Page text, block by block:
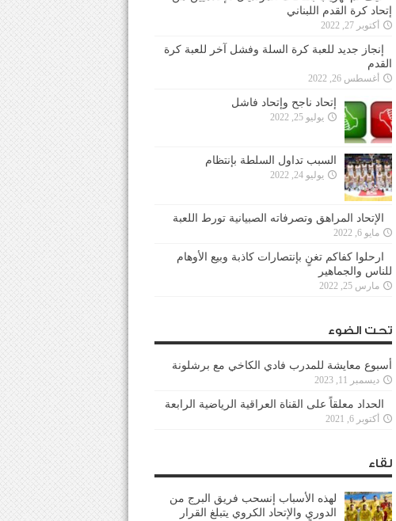
إتحاد كرة القدم اللبناني
أكتوبر 27, 2022
إنجاز جديد للعبة كرة السلة وفشل آخر للعبة كرة
القدم
أغسطس 26, 2022
إتحاد ناجح وإتحاد فاشل
يوليو 25, 2022
السبب تداول السلطة بإنتظام
يوليو 24, 2022
الإتحاد المراهق وتصرفاته الصبيانية تورط اللعبة
مايو 6, 2022
ارحلوا كفاكم تغنٍ بإنتصارات كاذبة وبيع الأوهام
للناس والجماهير
مارس 25, 2022
تحت الضوء
أسبوع معايشة للمدرب فادي الكاخي مع برشلونة
ديسمبر 11, 2023
الحداد معلقاً على القناة العراقية الرياضية الرابعة
أكتوبر 6, 2021
لقاء
لهذه الأسباب إنسحب فريق البرج من
الدوري والإتحاد الكروي يتبلغ القرار